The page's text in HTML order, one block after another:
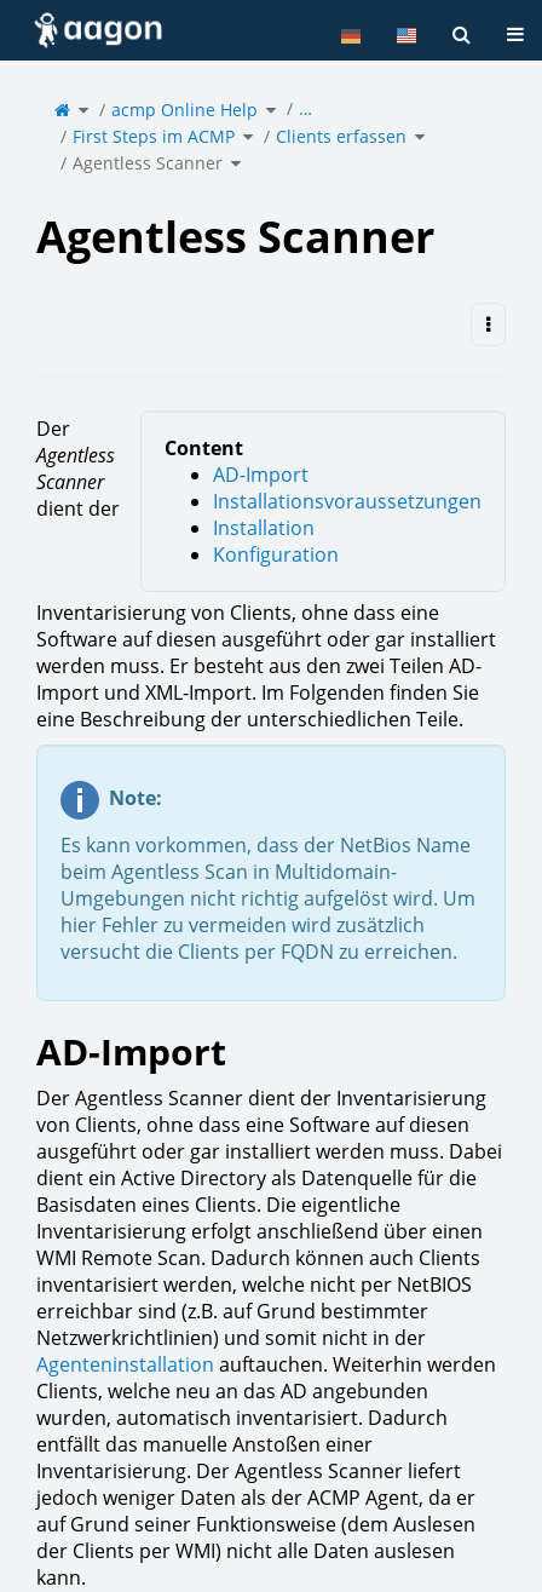
Home
Toggle
the
parent
tree
of
Agentless
Scanner.
acmp Online Help Toggle
the
hierarchy
tree
under
acmp
Online
Help.
…
First Steps im ACMP Toggle
the
hierarchy
tree
Clients erfassen Toggle
the
hierarchy
tree
Agentless Scanner Toggle
the
hierarchy
tree
Agentless Scanner
Content
AD-Import
Installationsvoraussetzungen
Installation
Konfiguration
Der
Agentless
Scanner
dient der
Inventarisierung von Clients, ohne dass eine
Software auf diesen ausgeführt oder gar installiert
werden muss. Er besteht aus den zwei Teilen AD-
Import und XML-Import. Im Folgenden finden Sie
eine Beschreibung der unterschiedlichen Teile.
Note:
Es kann vorkommen, dass der NetBios Name
beim Agentless Scan in Multidomain-
Umgebungen nicht richtig aufgelöst wird. Um
hier Fehler zu vermeiden wird zusätzlich
versucht die Clients per FQDN zu erreichen.
AD-Import
Der Agentless Scanner dient der Inventarisierung
von Clients, ohne dass eine Software auf diesen
ausgeführt oder gar installiert werden muss. Dabei
dient ein Active Directory als Datenquelle für die
Basisdaten eines Clients. Die eigentliche
Inventarisierung erfolgt anschließend über einen
WMI Remote Scan. Dadurch können auch Clients
inventarisiert werden, welche nicht per NetBIOS
erreichbar sind (z.B. auf Grund bestimmter
Netzwerkrichtlinien) und somit nicht in der
Agenteninstallation auftauchen. Weiterhin werden
Clients, welche neu an das AD angebunden
wurden, automatisch inventarisiert. Dadurch
entfällt das manuelle Anstoßen einer
Inventarisierung. Der Agentless Scanner liefert
jedoch weniger Daten als der ACMP Agent, da er
auf Grund seiner Funktionsweise (dem Auslesen
der Clients per WMI) nicht alle Daten auslesen
kann.